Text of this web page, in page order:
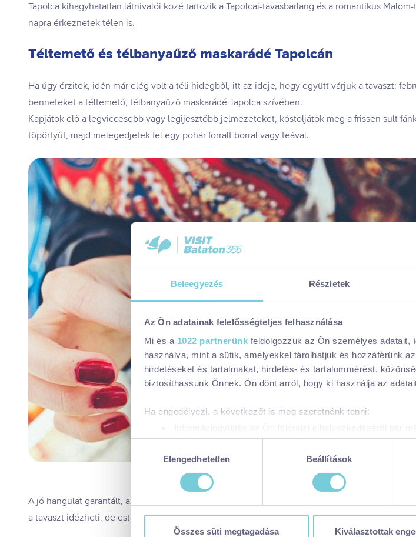
Beleegyezés Részletek
Az Ön adatainak felelősségteljes felhasználása
Mi és a 1022 partnerünk feldolgozzuk az Ön személyes adatait,
használva, mint a sütik, amelyekkel tárolhatjuk és hozzáférünk
hirdetéseket és tartalmakat, hirdetés- és tartalommérést,
biztosíthassunk Önnek. Ön dönt arról, hogy ki használja az
Ha engedélyezi, a következőt is meg szeretnénk tenni:
Az Ön készülékén beazonosítása annak konkrét
Tudjon meg többet személyes adatainak feldolgozási módjairól
módosíthatja vagy visszavonhatja a Sütinyilatkozathoz való
biztonságos böngészés mellett a legjobb felhasználói élményt
használatáról és arról, hogyan módosíthatja a beállításokat,
kiválasztásaElengedhetetlen Beállítások
Összes süti megtagadása Kiválasztottak
Tapolca kihagyhatatlan látnivalói közé tartozik a Tapolcai-tavasbarlang és a romantikus
napra érkeznetek télen is.
Téltemető és télbanyaűző maskarádé Tapolcán
Ha úgy érzitek, idén már elég volt a téli hidegből, itt az ideje, hogy együtt várjuk a tavaszt:
benneteket a téltemető, télbanyaűző maskarádé Tapolca szívében.
Kapjátok elő a legviccesebb vagy legijesztőbb jelmezeteket, kóstoljátok meg a frissen sült
töpörtyűt, majd melegedjetek fel egy pohár forralt borral vagy teával.
A jó hangulat garantált, az esemény ráadásul ingyenes. Érdemes rétegesen öltözni, a kora
a tavaszt idézheti, de estére könnyen lehűl majd a levegő.